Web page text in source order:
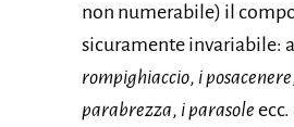
non numerabile) il
sicuramente invariabile:
rompighiaccio, i posacenere
parabrezza, i parasole